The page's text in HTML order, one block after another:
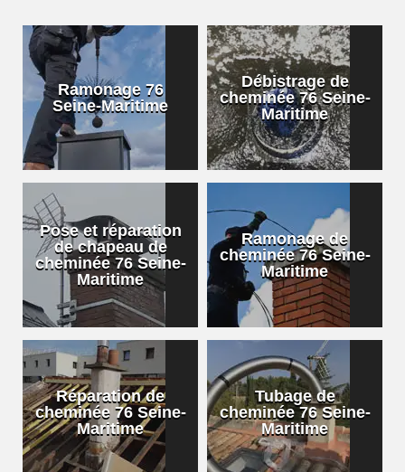
Ramonage 76
Seine-Maritime
Débistrage de
cheminée 76 Seine-
Maritime
Pose et réparation
de chapeau de
cheminée 76 Seine-
Maritime
Ramonage de
cheminée 76 Seine-
Maritime
Réparation de
cheminée 76 Seine-
Maritime
Tubage de
cheminée 76 Seine-
Maritime